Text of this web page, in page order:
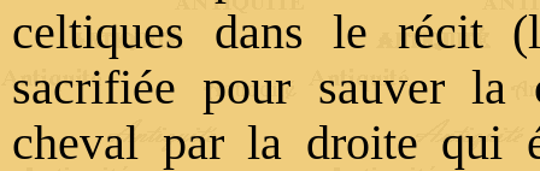
celtiques dans le récit
sacrifiée pour sauver la
cheval par la droite qui